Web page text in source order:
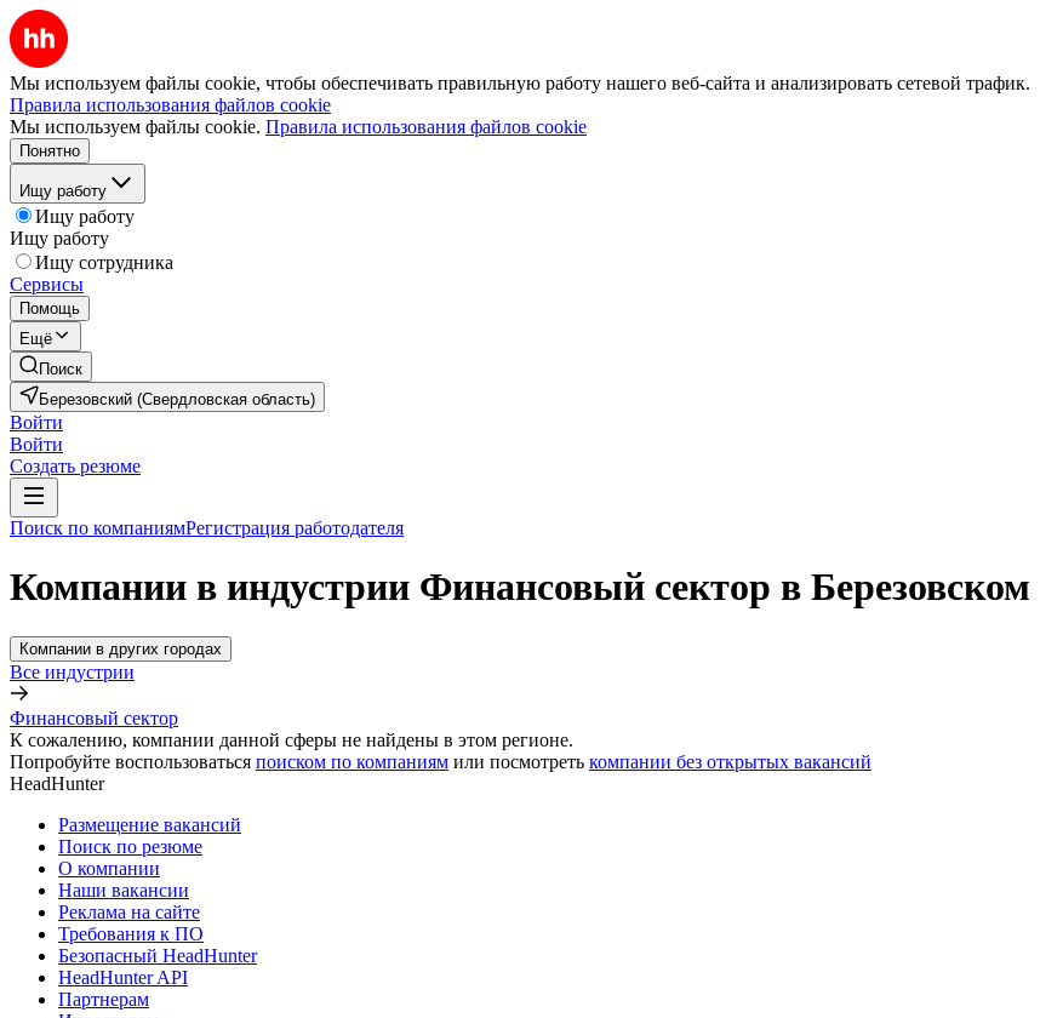
Мы используем файлы cookie, чтобы обеспечивать правильную работу нашего веб-сайта и анализировать сетевой трафик.
Правила использования файлов cookie
Мы используем файлы cookie. Правила использования файлов cookie
Понятно
Ищу работу
Ищу работу
Ищу работу
Ищу сотрудника
Сервисы
Помощь
Ещё
Поиск
Березовский (Свердловская область)
Войти
Войти
Создать резюме
Поиск по компаниямРегистрация работодателя
Компании в индустрии Финансовый сектор в Березовском
Компании в других городах
Все индустрии
Финансовый сектор
К сожалению, компании данной сферы не найдены в этом регионе.
Попробуйте воспользоваться поиском по компаниям или посмотреть компании без открытых вакансий
HeadHunter
Размещение вакансий
Поиск по резюме
О компании
Наши вакансии
Реклама на сайте
Требования к ПО
Безопасный HeadHunter
HeadHunter API
Партнерам